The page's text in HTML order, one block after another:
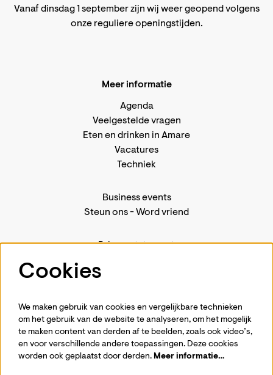
Vanaf dinsdag 1 september zijn wij weer geopend volgens
onze reguliere openingstijden.
Meer informatie
Agenda
Veelgestelde vragen
Eten en drinken in Amare
Vacatures
Techniek
Business events
Steun ons-Word vriend
Privacystatement
Volg ons
Cookies
We maken gebruik van cookies en vergelijkbare technieken
om het gebruik van de website te analyseren, om het mogelijk
te maken content van derden af te beelden, zoals ook video’s,
en voor verschillende andere toepassingen. Deze cookies
worden ook geplaatst door derden. Meer informatie…